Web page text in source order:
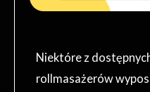
Niektóre z
rollmasażerów